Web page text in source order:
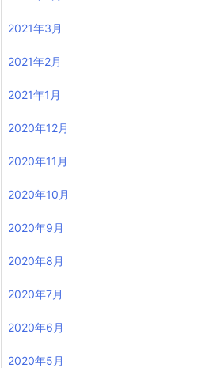
2021年3月
2021年2月
2021年1月
2020年12月
2020年11月
2020年10月
2020年9月
2020年8月
2020年7月
2020年6月
2020年5月